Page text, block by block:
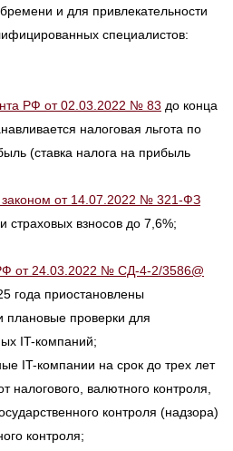
и для привлекательности
специалистов:
РФ от 02.03.2022 № 83 до конца
налоговая льгота по
(ставка налога на прибыль
от 14.07.2022 № 321-ФЗ
страховых взносов до 7,6%;
от 24.03.2022 № СД-4-2/3586@
года приостановлены
плановые проверки для
IT-компаний;
IT-компании на срок до трех лет
налогового, валютного контроля,
контроля (надзора)
контроля;